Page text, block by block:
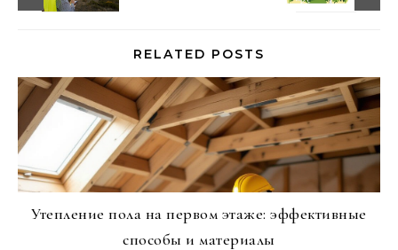
RELATED POSTS
Утепление пола на первом этаже: эффективные
способы и материалы